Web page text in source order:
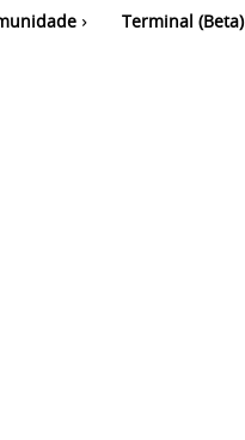
Terminal (Beta)